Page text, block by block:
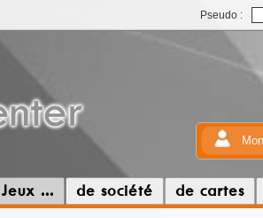
Pseudo :
Jeux ... de société de cartes